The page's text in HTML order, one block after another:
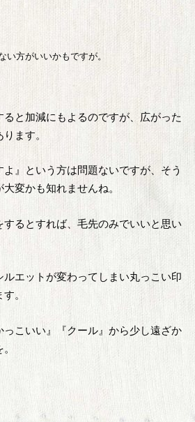
方がいいかもですが。
ると加減にもよるのですが、広がった
ます。
よ』という方は問題ないですが、そう
変かも知れませんね。
るとすれば、毛先のみでいいと思い
エットが変わってしまい丸っこい印
。
っこいい』『クール』から少し遠ざか